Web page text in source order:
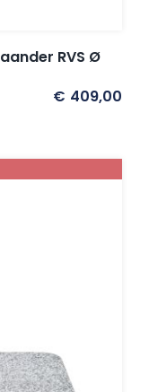
RVS Ø
€ 409,00